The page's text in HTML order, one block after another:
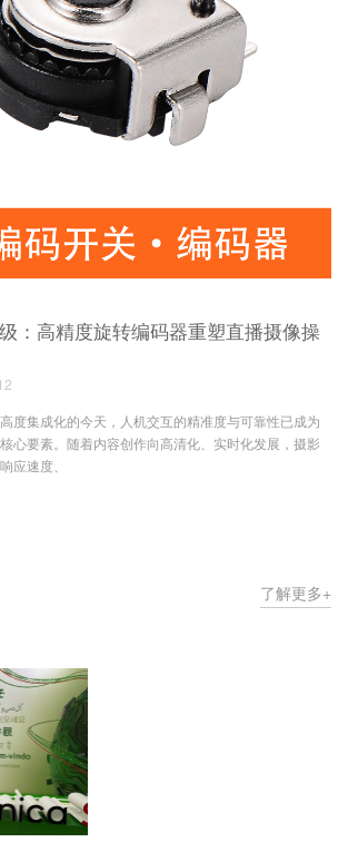
：高精度旋转编码器重塑直播摄像操
度集成化的今天，人机交互的精准度与可靠性已成为
心要素。随着内容创作向高清化、实时化发展，摄影
应速度、
了解更多+